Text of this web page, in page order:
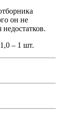
он не
недостатков.
– 1 шт.